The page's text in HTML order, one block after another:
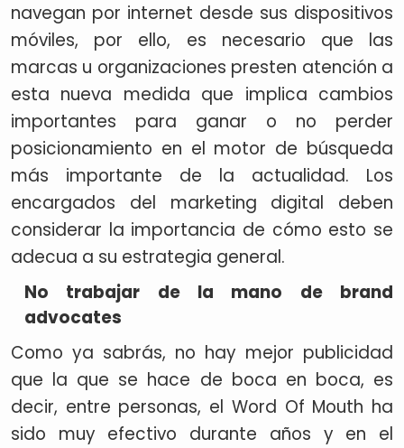
navegan por internet desde sus dispositivos
móviles, por ello, es necesario que las
marcas u organizaciones presten atención a
esta nueva medida que implica cambios
importantes para ganar o no perder
posicionamiento en el motor de búsqueda
más importante de la actualidad. Los
encargados del marketing digital deben
considerar la importancia de cómo esto se
adecua a su estrategia general.
No trabajar de la mano de brand
advocates
Como ya sabrás, no hay mejor publicidad
que la que se hace de boca en boca, es
decir, entre personas, el Word Of Mouth ha
sido muy efectivo durante años y en el